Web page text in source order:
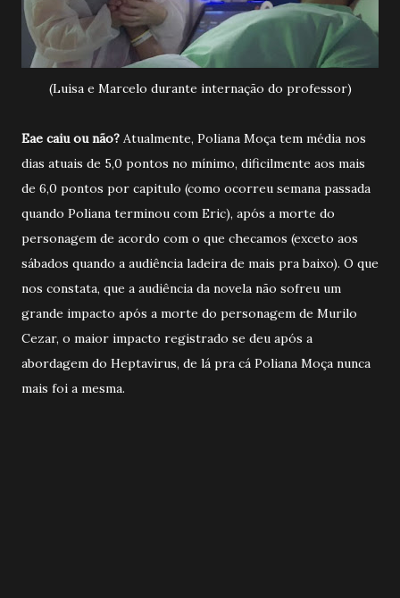
(Luisa e Marcelo durante internação do professor)
Eae caiu ou não? Atualmente, Poliana Moça tem média nos
dias atuais de 5,0 pontos no mínimo, dificilmente aos mais
de 6,0 pontos por capitulo (como ocorreu semana passada
quando Poliana terminou com Eric), após a morte do
personagem de acordo com o que checamos (exceto aos
sábados quando a audiência ladeira de mais pra baixo). O que
nos constata, que a audiência da novela não sofreu um
grande impacto após a morte do personagem de Murilo
Cezar, o maior impacto registrado se deu após a
abordagem do Heptavirus, de lá pra cá Poliana Moça nunca
mais foi a mesma.